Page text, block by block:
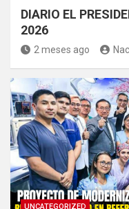
DIARIO EL
2026
2 meses ago
UNCATEGORIZED